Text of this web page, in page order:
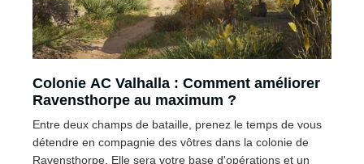
Colonie AC Valhalla : Comment améliorer
Ravensthorpe au maximum ?
Entre deux champs de bataille, prenez le temps de vous
détendre en compagnie des vôtres dans la colonie de
Ravensthorpe. Elle sera votre base d'opérations et un